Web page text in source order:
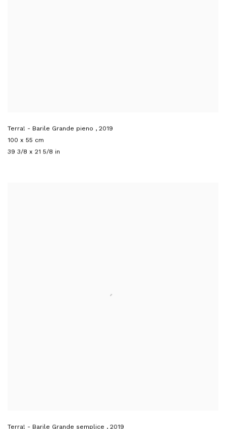
Terra! - Barile Grande pieno , 2019
100 x 55 cm
39 3/8 x 21 5/8 in
Terra! - Barile Grande semplice , 2019